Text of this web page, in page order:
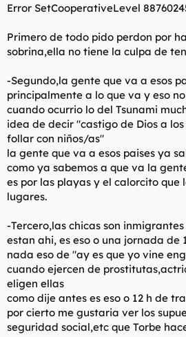
Error SetCooperativeLevel
Primero de todo pido perdon por
sobrina,ella no tiene la culpa de
-Segundo,la gente que va a esos
principalmente a lo que va y eso
cuando ocurrio lo del Tsunami
idea de decir "castigo de Dios a
follar con niños/as"
la gente que va a esos paises ya
como ya sabemos a que va la
es por las playas y el calorcito que
lugares.
-Tercero,las chicas son
estan ahi, es eso o una jornada de
nada eso de "ay es que yo vine
cuando ejercen de
eligen ellas
como dije antes es eso o 12 h de
por cierto me gustaria ver los
seguridad social,etc que Torbe